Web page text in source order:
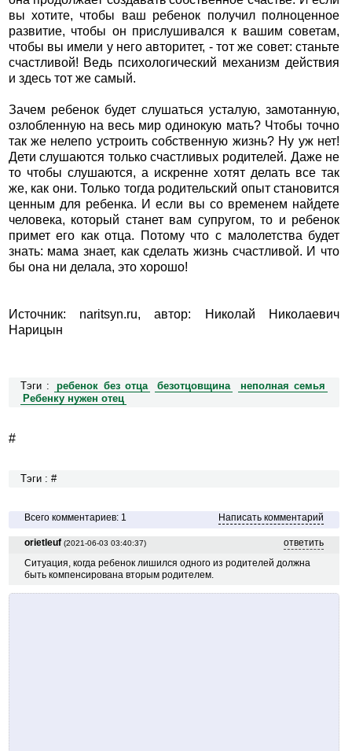
вы хотите, чтобы ваш ребенок получил полноценное
развитие, чтобы он прислушивался к вашим советам,
чтобы вы имели у него авторитет, - тот же совет: станьте
счастливой! Ведь психологический механизм действия
и здесь тот же самый.
Зачем ребенок будет слушаться усталую, замотанную,
озлобленную на весь мир одинокую мать? Чтобы точно
так же нелепо устроить собственную жизнь? Ну уж нет!
Дети слушаются только счастливых родителей. Даже не
то чтобы слушаются, а искренне хотят делать все так
же, как они. Только тогда родительский опыт становится
ценным для ребенка. И если вы со временем найдете
человека, который станет вам супругом, то и ребенок
примет его как отца. Потому что с малолетства будет
знать: мама знает, как сделать жизнь счастливой. И что
бы она ни делала, это хорошо!
Источник: naritsyn.ru, автор: Николай Николаевич
Нарицын
Тэги : ребенок без отца безотцовщина
неполная семья
Ребенку нужен отец
#
Тэги : #
Всего комментариев: 1 Написать комментарий
orietleuf (2021-06-03 03:40:37)
ответить
Ситуация, когда ребенок лишился одного из родителей должна
быть компенсирована вторым родителем.